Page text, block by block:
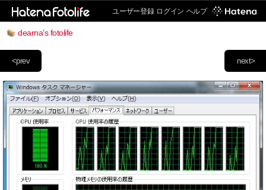
ユーザー登録 ログイン ヘルプ
dearna's fotolife
next>
<prev